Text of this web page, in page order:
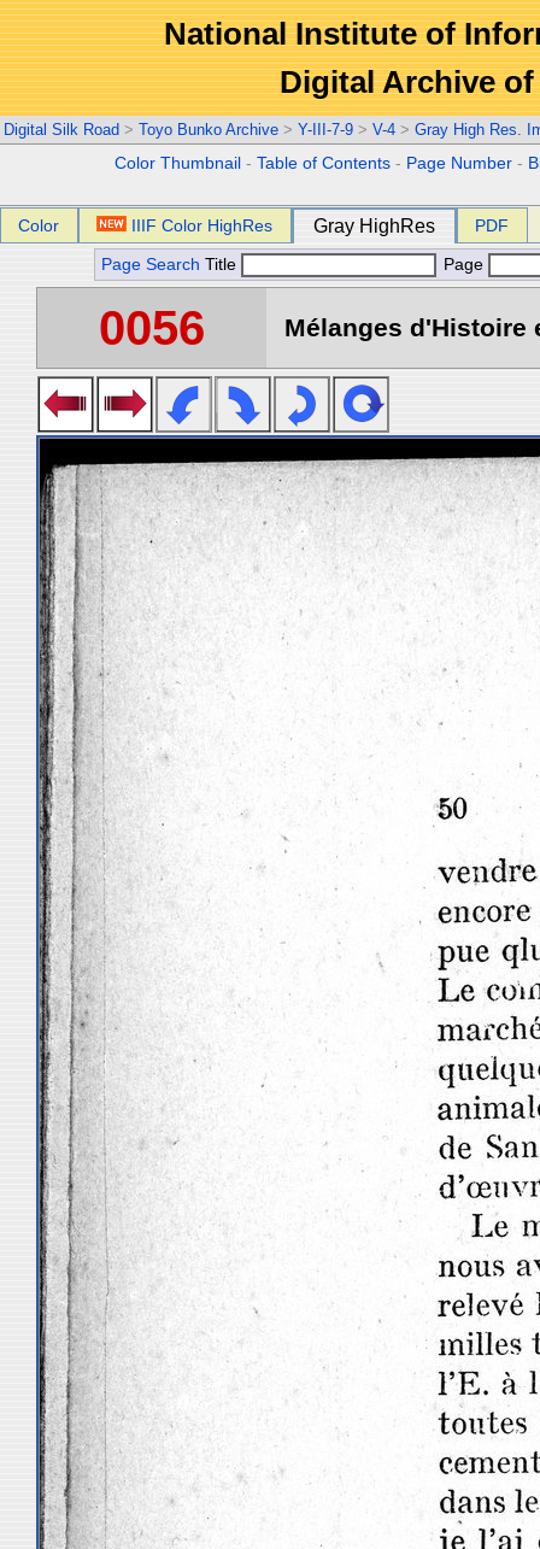
National Institute of
Digital Archive
Digital Silk Road > Toyo Bunko Archive > Y-III-7-9 > V-4 > Gray High Res.
Color Thumbnail -Table of Contents - Page Number -
Color IIIF Color HighRes Gray HighRes PDF
Page Search Title Page
0056 Mélanges d'Histoire